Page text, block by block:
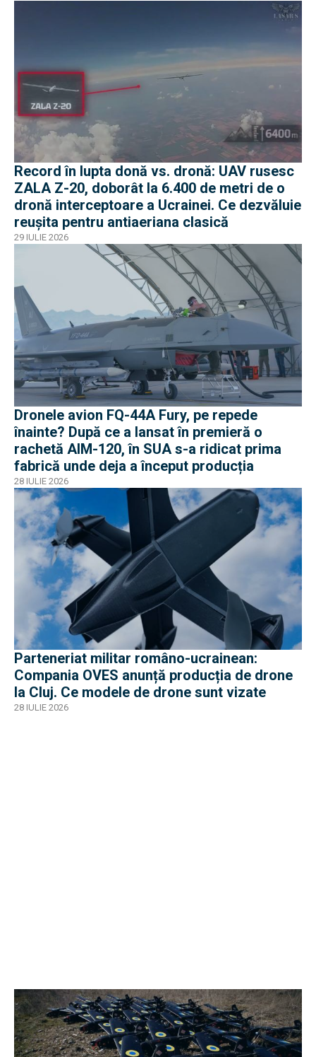
Record în lupta donă vs. dronă: UAV rusesc
ZALA Z-20, doborât la 6.400 de metri de o
dronă interceptoare a Ucrainei. Ce dezvăluie
reușita pentru antiaeriana clasică
29 IULIE 2026
Dronele avion FQ-44A Fury, pe repede
înainte? După ce a lansat în premieră o
rachetă AIM-120, în SUA s-a ridicat prima
fabrică unde deja a început producția
28 IULIE 2026
Parteneriat militar româno-ucrainean:
Compania OVES anunță producția de drone
la Cluj. Ce modele de drone sunt vizate
28 IULIE 2026